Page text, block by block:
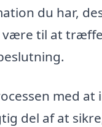
du har,
være til at
med at
del af at